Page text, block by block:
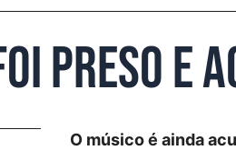
preso e
O músico é ainda